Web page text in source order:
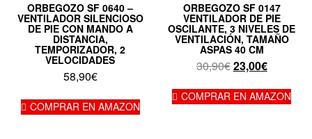
ORBEGOZO SF 0640 –
VENTILADOR SILENCIOSO
DE PIE CON MANDO A
DISTANCIA,
TEMPORIZADOR, 2
VELOCIDADES
58,90€
COMPRAR EN AMAZON
ORBEGOZO SF 0147
VENTILADOR DE PIE
OSCILANTE, 3 NIVELES DE
VENTILACIÓN, TAMAÑO
ASPAS 40 CM
30,90€El
original
23,00€El
actual
COMPRAR EN AMAZON